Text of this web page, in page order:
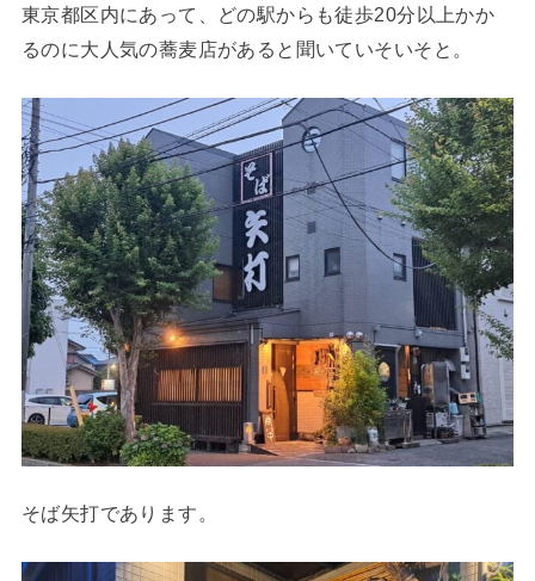
東京都区内にあって、どの駅からも徒歩20分以上かか
るのに大人気の蕎麦店があると聞いていそいそと。
そば矢打であります。